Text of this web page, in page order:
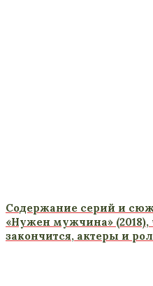
Содержание серий и
«Нужен мужчина» (2018),
закончится, актеры и